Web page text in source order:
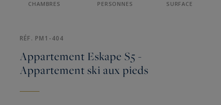
CHAMBRES PERSONNES SURFACE
RÉF. PM1-404
Appartement Eskape S5 -
Appartement ski aux pieds